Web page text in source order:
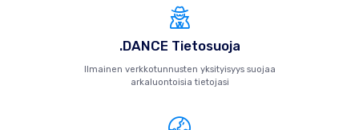
.DANCE Tietosuoja
Ilmainen verkkotunnusten yksityisyys suojaa
arkaluontoisia tietojasi